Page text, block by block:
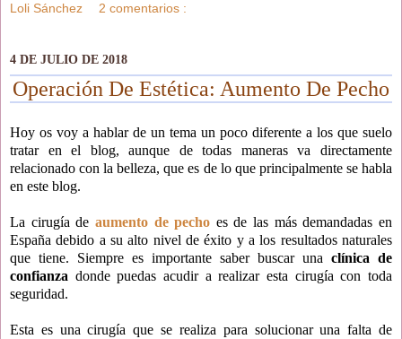
Loli Sánchez 2 comentarios :
4 DE JULIO DE 2018
Operación De Estética: Aumento De Pecho
Hoy os voy a hablar de un tema un poco diferente a los que suelo
tratar en el blog, aunque de todas maneras va directamente
relacionado con la belleza, que es de lo que principalmente se habla
en este blog.
La cirugía de aumento de pecho es de las más demandadas en
España debido a su alto nivel de éxito y a los resultados naturales
que tiene. Siempre es importante saber buscar una clínica de
confianza donde puedas acudir a realizar esta cirugía con toda
seguridad.
Esta es una cirugía que se realiza para solucionar una falta de